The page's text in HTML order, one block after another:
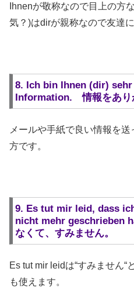
Ihnenが敬称なので目上の方
気？)はdirが親称なので友達に
8. Ich bin Ihnen (dir)
Information. 情報をあり
メールや手紙で良い情報を
方です。
9. Es tut mir leid, dass
nicht mehr geschrieben
なくて、すみません。
Es tut mir leidは“すみません
も使えます。